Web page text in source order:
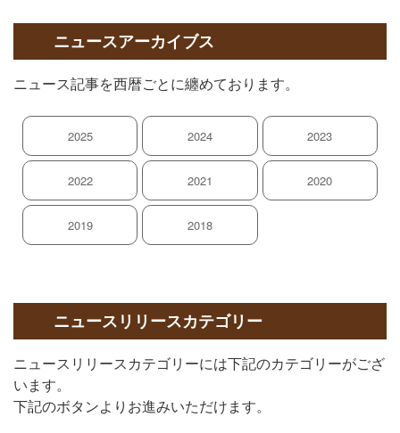
ニュースアーカイブス
ニュース記事を西暦ごとに纏めております。
2025 2024 2023
2022 2021 2020
2019 2018
ニュースリリースカテゴリー
ニュースリリースカテゴリーには下記のカテゴリーがござ
います。
下記のボタンよりお進みいただけます。